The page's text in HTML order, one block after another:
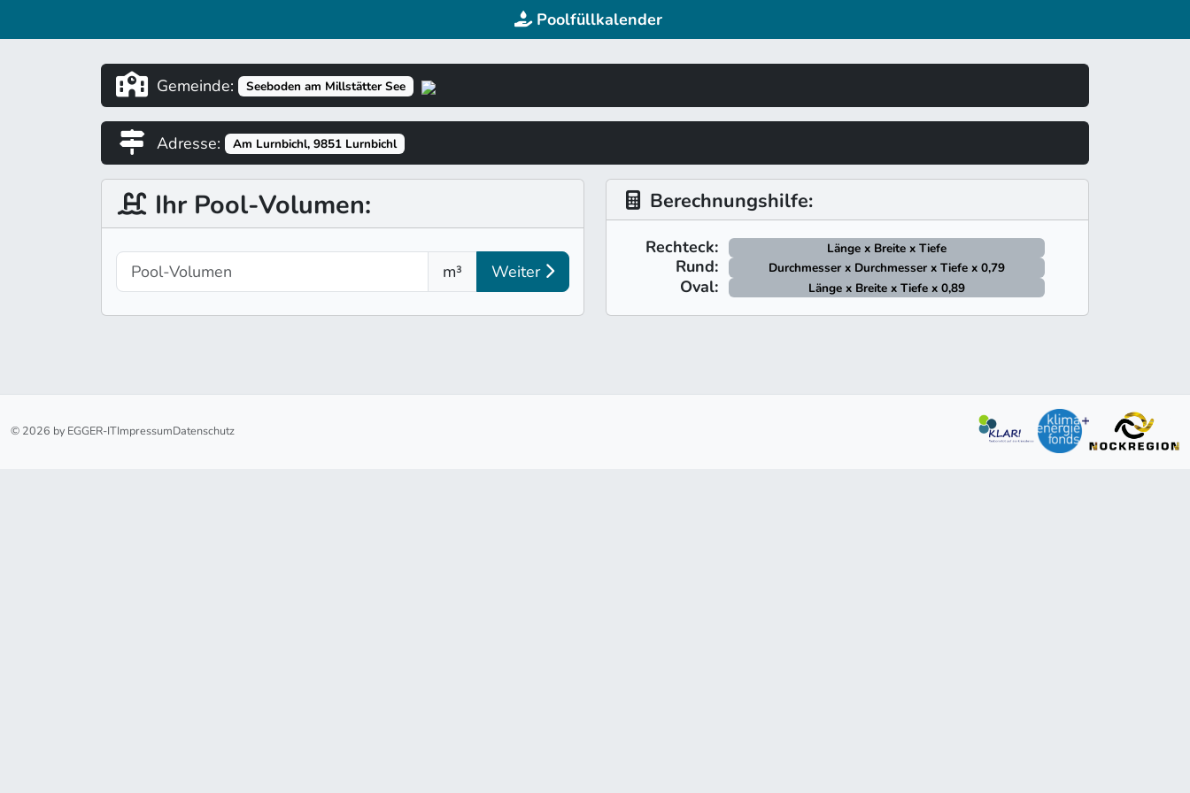
Poolfüllkalender
Gemeinde: Seeboden am Millstätter See
Adresse: Am Lurnbichl, 9851 Lurnbichl
Ihr Pool-Volumen:
m³ Weiter
Berechnungshilfe:
Rechteck: Länge x Breite x Tiefe
Rund: Durchmesser x Durchmesser x Tiefe x 0,79
Oval: Länge x Breite x Tiefe x 0,89
© 2026 by EGGER-ITImpressumDatenschutz